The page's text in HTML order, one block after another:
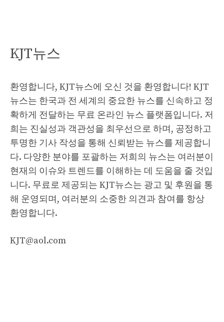
KJT뉴스
환영합니다, KJT뉴스에 오신 것을 환영합니다! KJT
뉴스는 한국과 전 세계의 중요한 뉴스를 신속하고 정
확하게 전달하는 무료 온라인 뉴스 플랫폼입니다. 저
희는 진실성과 객관성을 최우선으로 하며, 공정하고
투명한 기사 작성을 통해 신뢰받는 뉴스를 제공합니
다. 다양한 분야를 포괄하는 저희의 뉴스는 여러분이
현재의 이슈와 트렌드를 이해하는 데 도움을 줄 것입
니다. 무료로 제공되는 KJT뉴스는 광고 및 후원을 통
해 운영되며, 여러분의 소중한 의견과 참여를 항상
환영합니다.
KJT@aol.com